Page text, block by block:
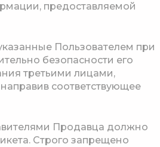
предоставляемой
Пользователем при
безопасности его
третьими лицами,
соответствующее
Продавца должно
Строго запрещено